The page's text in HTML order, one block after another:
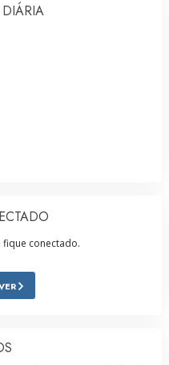
fique conectado.